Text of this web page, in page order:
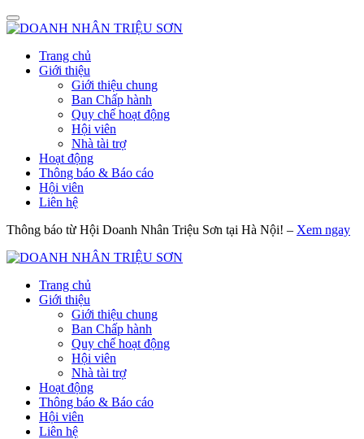
Trang chủ
Giới thiệu
Giới thiệu chung
Ban Chấp hành
Quy chế hoạt động
Hội viên
Nhà tài trợ
Hoạt động
Thông báo & Báo cáo
Hội viên
Liên hệ
Thông báo từ Hội Doanh Nhân Triệu Sơn tại Hà Nội! – Xem ngay
Trang chủ
Giới thiệu
Giới thiệu chung
Ban Chấp hành
Quy chế hoạt động
Hội viên
Nhà tài trợ
Hoạt động
Thông báo & Báo cáo
Hội viên
Liên hệ